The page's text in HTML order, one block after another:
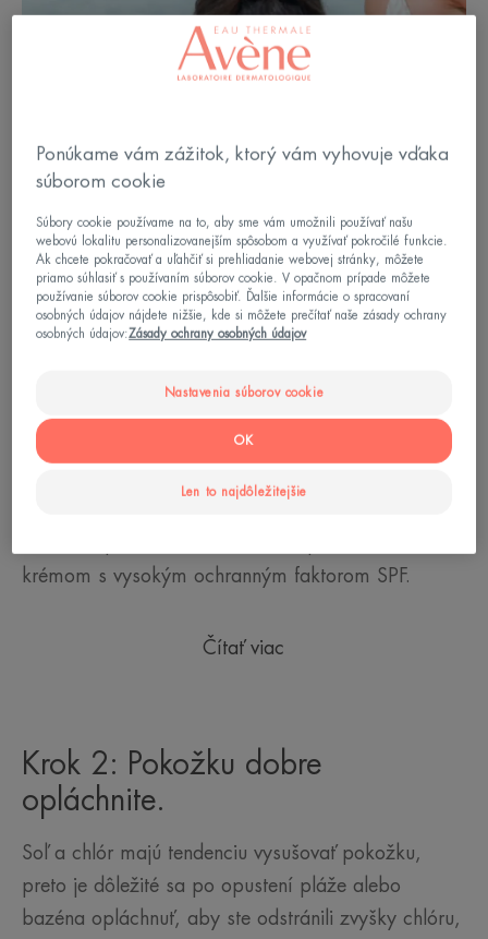
Krok 1: Chráňte svoju pokožku
opaľovaní, ak ste zabudli na to najdôležitejšie: na
krémom s vysokým ochranným faktorom SPF.
Čítať viac
Krok 2: Pokožku dobre
opláchnite.
Soľ a chlór majú tendenciu vysušovať pokožku,
preto je dôležité sa po opustení pláže alebo
bazéna opláchnuť, aby ste odstránili zvyšky chlóru,
Ponúkame vám zážitok, ktorý vám vyhovuje vďaka
súborom cookie
Súbory cookie používame na to, aby sme vám umožnili používať našu
webovú lokalitu personalizovanejším spôsobom a využívať pokročilé funkcie.
Ak chcete pokračovať a uľahčiť si prehliadanie webovej stránky, môžete
priamo súhlasiť s používaním súborov cookie. V opačnom prípade môžete
používanie súborov cookie prispôsobiť. Ďalšie informácie o spracovaní
osobných údajov nájdete nižšie, kde si môžete prečítať naše zásady ochrany
osobných údajov:Zásady ochrany osobných údajov
Nastavenia súborov cookie
Len to najdôležitejšie
OK